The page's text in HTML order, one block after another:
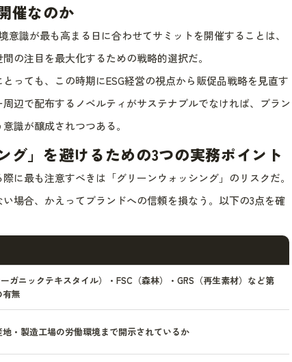
催なのか
意識が最も高まる日に合わせてサミットを開催することは、
の注目を最大化するための戦略的選択だ。
っても、この時期にESG経営の視点から販促品戦略を見直す
辺で配布するノベルティがサステナブルでなければ、ブラン
識が醸成されつつある。
グ」を避けるための3つの実務ポイント
に最も注意すべきは「グリーンウォッシング」のリスクだ。
い場合、かえってブランドへの信頼を損なう。以下の3点を確
ガニックテキスタイル）・FSC（森林）・GRS（再生素材）など第
無
・製造工場の労働環境まで開示されているか